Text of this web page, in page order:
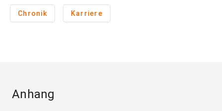
Chronik Karriere
Anhang